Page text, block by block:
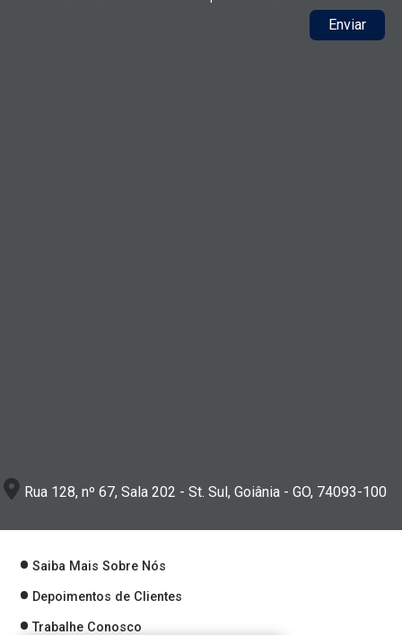
Enviar
Rua 128, nº 67, Sala 202 - St. Sul, Goiânia - GO, 74093-100
Saiba Mais Sobre Nós
Depoimentos de Clientes
Trabalhe Conosco